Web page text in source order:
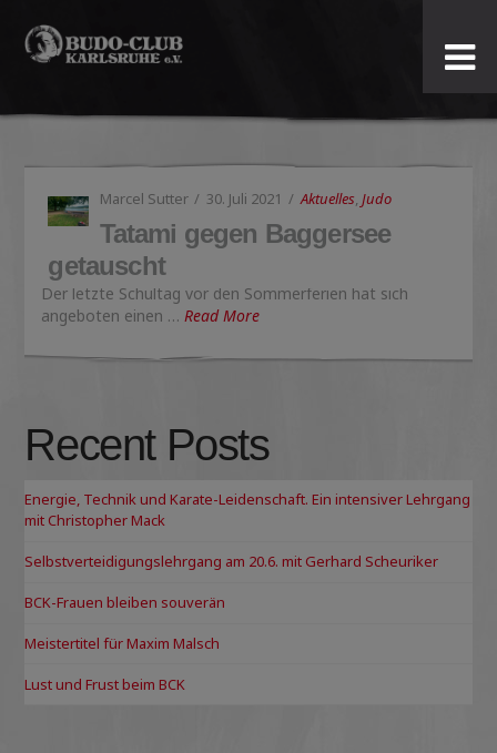
Budo-
Club
Karlsruhe
e.V.
Marcel Sutter 30. Juli 2021 Aktuelles, Judo
Tatami gegen Baggersee
getauscht
Der letzte Schultag vor den Sommerferien hat sich
angeboten einen …Read More
Recent Posts
Energie, Technik und Karate-Leidenschaft. Ein intensiver Lehrgang
mit Christopher Mack
Selbstverteidigungslehrgang am 20.6. mit Gerhard Scheuriker
BCK-Frauen bleiben souverän
Meistertitel für Maxim Malsch
Lust und Frust beim BCK